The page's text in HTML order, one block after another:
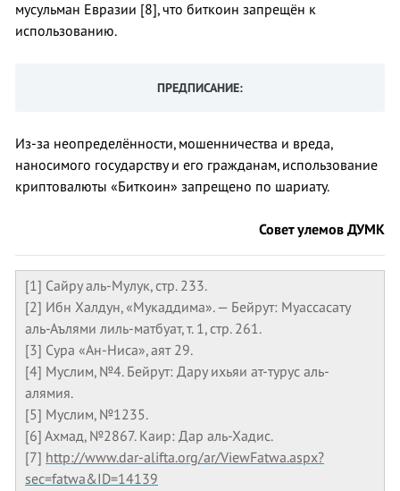
мусульман Евразии [8], что биткоин запрещён к
использованию.
ПРЕДПИСАНИЕ:
Из-за неопределённости, мошенничества и вреда,
наносимого государству и его гражданам, использование
криптовалюты «Биткоин» запрещено по шариату.
Совет улемов ДУМК
[1] Сайру аль-Мулук, стр. 233.
[2] Ибн Халдун, «Мукаддима». — Бейрут: Муассасату
аль-Аълями лиль-матбуат, т. 1, стр. 261.
[3] Сура «Ан-Ниса», аят 29.
[4] Муслим, №4. Бейрут: Дару ихьяи ат-турус аль-
алямия.
[5] Муслим, №1235.
[6] Ахмад, №2867. Каир: Дар аль-Хадис.
[7] http://www.dar-alifta.org/ar/ViewFatwa.aspx?
sec=fatwa&ID=14139